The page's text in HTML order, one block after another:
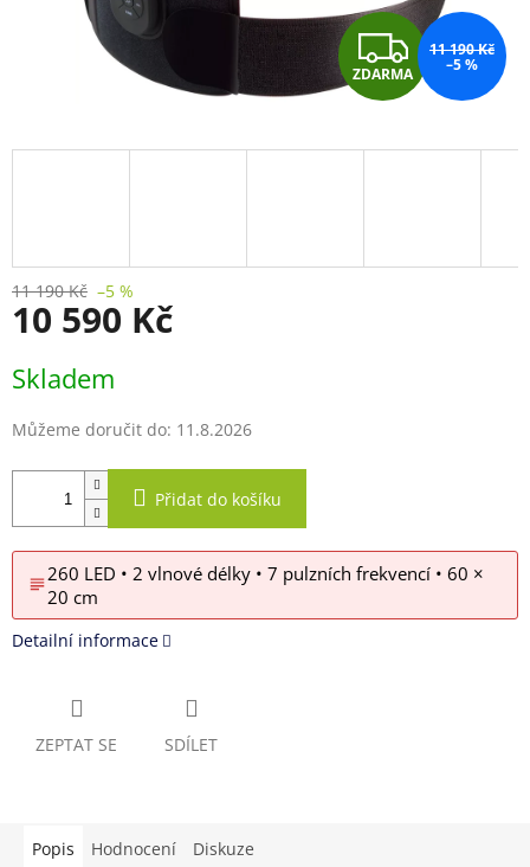
Z
D
A
ZDARMA
11 190 Kč
–5 %
11 190 Kč –5 %
10 590 Kč
cena:
Skladem
Můžeme doručit do: 11.8.2026
Přidat do košíku
260 LED • 2 vlnové délky • 7 pulzních frekvencí • 60 ×
20 cm
Detailní informace
ZEPTAT SE SDÍLET
Popis Hodnocení Diskuze